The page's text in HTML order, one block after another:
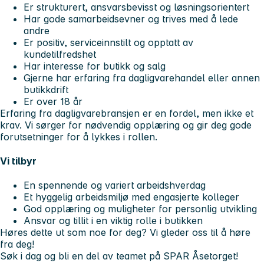
Er strukturert, ansvarsbevisst og løsningsorientert
Har gode samarbeidsevner og trives med å lede
andre
Er positiv, serviceinnstilt og opptatt av
kundetilfredshet
Har interesse for butikk og salg
Gjerne har erfaring fra dagligvarehandel eller annen
butikkdrift
Er over 18 år
Erfaring fra dagligvarebransjen er en fordel, men ikke et
krav. Vi sørger for nødvendig opplæring og gir deg gode
forutsetninger for å lykkes i rollen.
Vi tilbyr
En spennende og variert arbeidshverdag
Et hyggelig arbeidsmiljø med engasjerte kolleger
God opplæring og muligheter for personlig utvikling
Ansvar og tillit i en viktig rolle i butikken
Høres dette ut som noe for deg? Vi gleder oss til å høre
fra deg!
Søk i dag og bli en del av teamet på SPAR Åsetorget!